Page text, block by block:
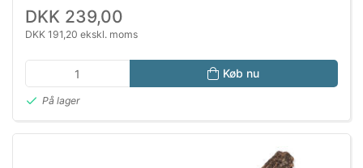
DKK 239,00
DKK 191,20 ekskl. moms
Køb nu
På lager